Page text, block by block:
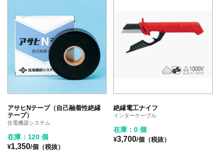
アサヒNテープ（自己融着性絶縁
テープ）
住電機器システム
在庫：120 個
¥1,350/個（税抜）
絶縁電工ナイフ
インターケーブル
在庫：0 個
¥3,700/個（税抜）